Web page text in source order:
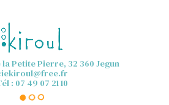
la Petite Pierre, 32 360 Jegun
: 07 49 07 21 10